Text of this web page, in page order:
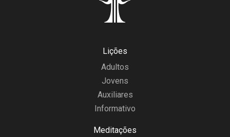
Lições
Adultos
Jovens
Auxiliares
Informativo
Meditações